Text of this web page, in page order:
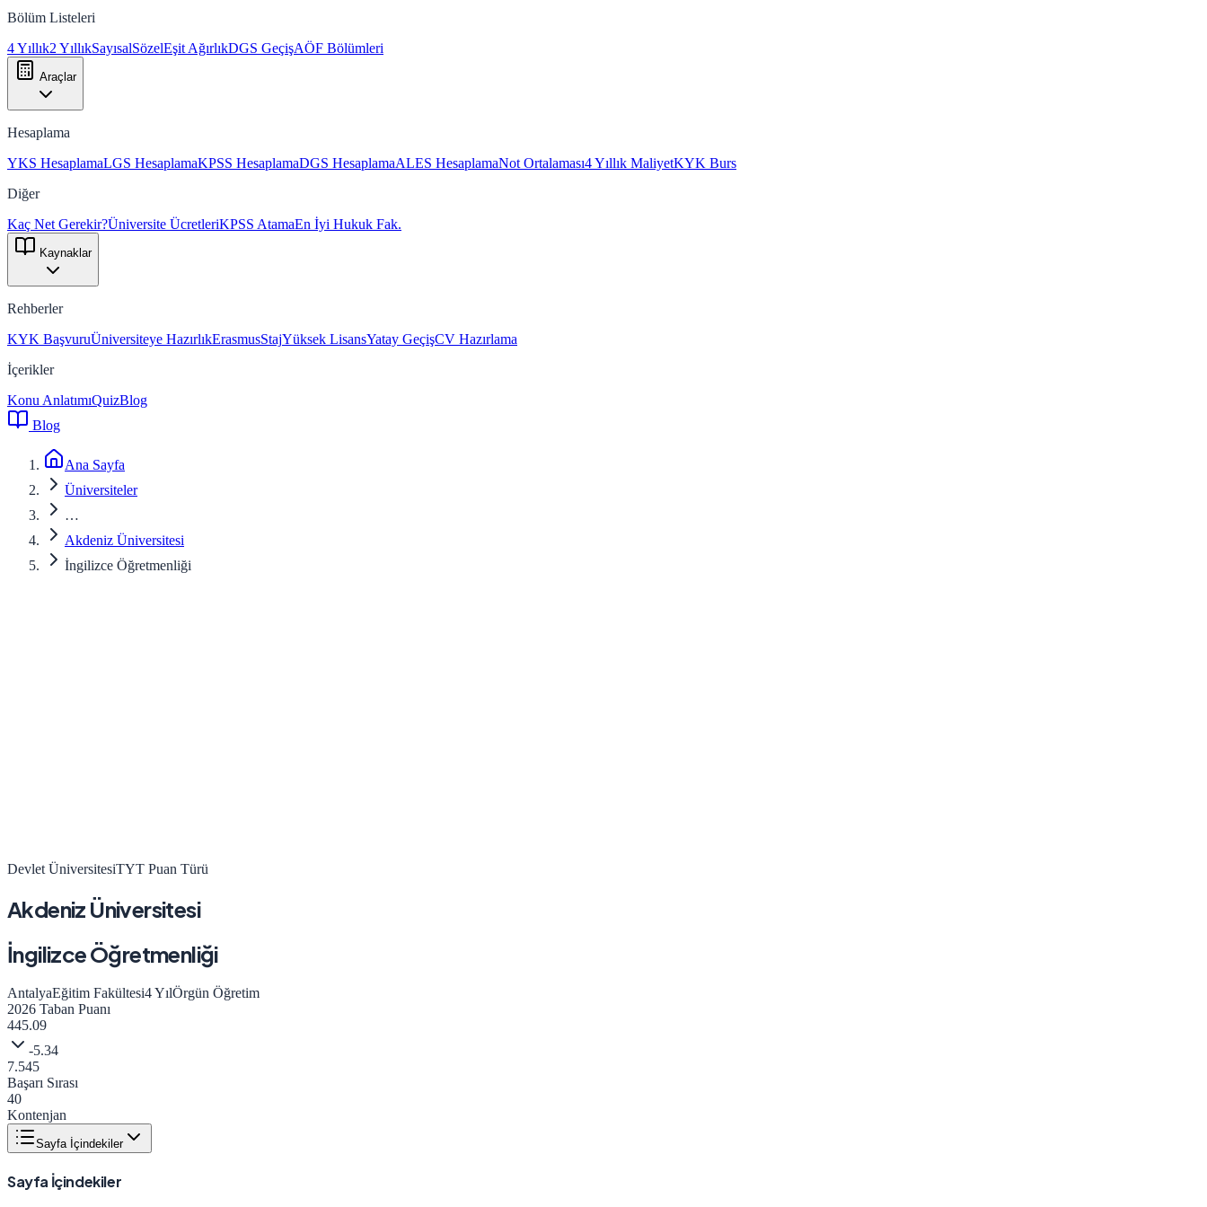
Bölüm Listeleri
4 Yıllık2 YıllıkSayısalSözelEşit AğırlıkDGS GeçişAÖF Bölümleri
Araçlar
Hesaplama
YKS HesaplamaLGS HesaplamaKPSS HesaplamaDGS HesaplamaALES HesaplamaNot Ortalaması4 Yıllık MaliyetKYK Burs
Diğer
Kaç Net Gerekir?Üniversite ÜcretleriKPSS AtamaEn İyi Hukuk Fak.
Kaynaklar
Rehberler
KYK BaşvuruÜniversiteye HazırlıkErasmusStajYüksek LisansYatay GeçişCV Hazırlama
İçerikler
Konu AnlatımıQuizBlog
Blog
Ana Sayfa
Üniversiteler
…
Akdeniz Üniversitesi
İngilizce Öğretmenliği
Devlet ÜniversitesiTYT Puan Türü
Akdeniz Üniversitesi
İngilizce Öğretmenliği
AntalyaEğitim Fakültesi4YılÖrgün Öğretim
2026 Taban Puanı
445.09
-5.34
7.545
Başarı Sırası
40
Kontenjan
Sayfa İçindekiler
Sayfa İçindekiler